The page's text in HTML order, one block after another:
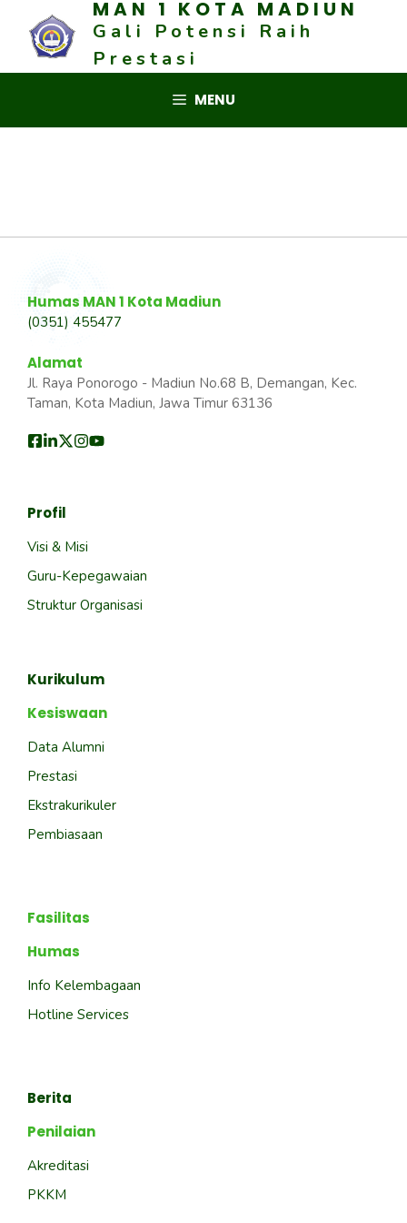
content
MAN 1 KOTA MADIUN
Gali Potensi Raih
Prestasi
MENU
Humas MAN 1 Kota Madiun
(0351) 455477
Alamat
Jl. Raya Ponorogo - Madiun No.68 B, Demangan, Kec.
Taman, Kota Madiun, Jawa Timur 63136
Profil
Visi & Misi
Guru-Kepegawaian
Struktur Organisasi
Kurikulum
Kesiswaan
Data Alumni
Prestasi
Ekstrakurikuler
Pembiasaan
Fasilitas
Humas
Info Kelembagaan
Hotline Services
Berita
Penilaian
Akreditasi
PKKM